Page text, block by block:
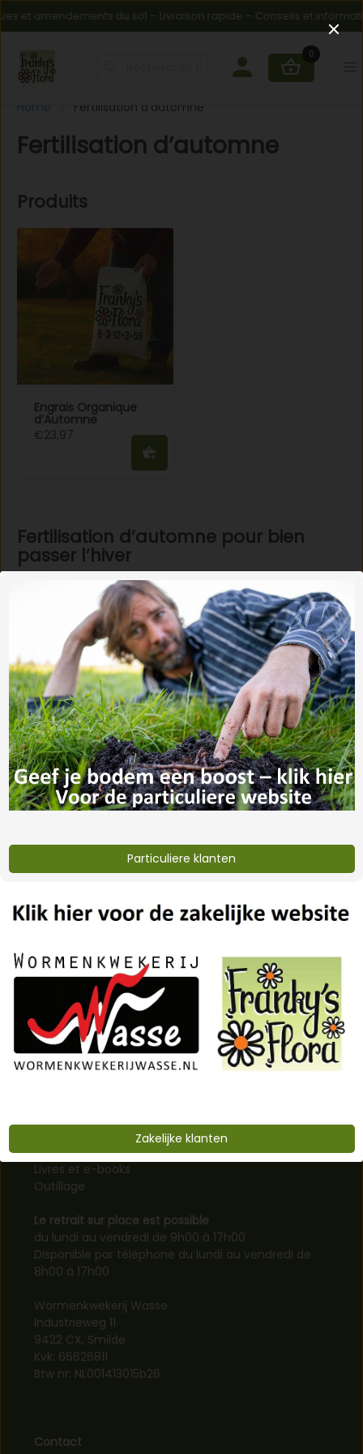
et amendements du sol – Livraison rapide – Conseils et
0
Particuliere klanten
Zakelijke klanten
Home Fertilisation d’automne
Fertilisation d’automne
Produits
Engrais Organique
d’Automne
€23,97
Fertilisation d’automne pour bien
passer l’hiver
Avec une fertilisation d’automne, vous aidez le jardin et la
pelouse à récupérer après la saison et à mieux affronter
l’hiver. Elle soutient l’enracinement, renforce la résistance
et assure un redémarrage sain et vigoureux au
printemps. Dans cette catégorie, découvrez des engrais
adaptés à l’automne : durables, efficaces et respectueux
de la vie du sol.
Offres spéciales, conseils et astuces pour faire du
compost et améliorer votre sol.
Catégories
Vers
Matériel pour l’élevage de vers
Tour à vers et lombricomposteur
Protection biologique des cultures
Protection biologique des cultures
Livres et e-books
Outillage
Le retrait sur place est possible
du lundi au vendredi de 9h00 à 17h00
Disponible par téléphone du lundi au vendredi de
8h00 à 17h00
Wormenkwekerij Wasse
Industrieweg 11
9422 CX, Smilde
Kvk: 66626811
Btw nr: NL001413015b26
Contact